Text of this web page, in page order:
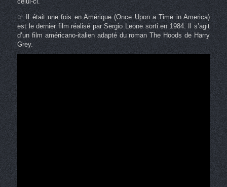
☞ Il était une fois en Amérique (Once Upon a Time in America)
est le dernier film réalisé par Sergio Leone sorti en 1984. Il s’agit
d’un film américano-italien adapté du roman The Hoods de Harry
Grey.